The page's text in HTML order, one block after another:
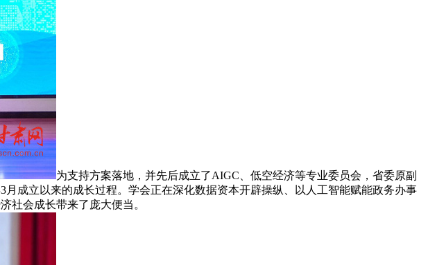
为支持方案落地，并先后成立了AIGC、低空经济等专业委员会，省委原副
成立以来的成长过程。学会正在深化数据资本开辟操纵、以人工智能赋能政务办事
社会成长带来了庞大便当。